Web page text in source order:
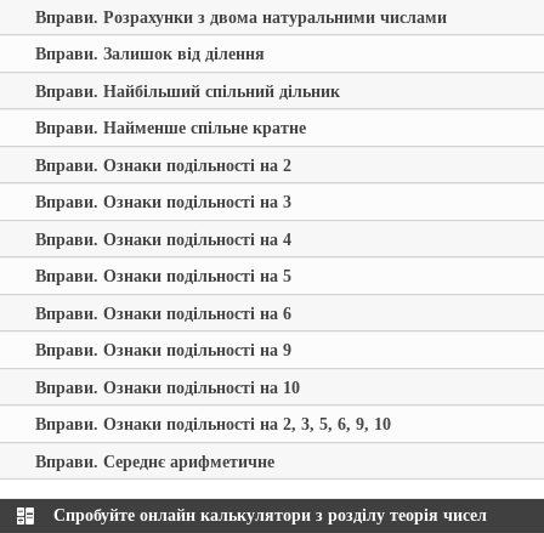
Вправи. Розрахунки з двома натуральними числами
Вправи. Залишок від ділення
Вправи. Найбільший спільний дільник
Вправи. Найменше спільне кратне
Вправи. Ознаки подільності на 2
Вправи. Ознаки подільності на 3
Вправи. Ознаки подільності на 4
Вправи. Ознаки подільності на 5
Вправи. Ознаки подільності на 6
Вправи. Ознаки подільності на 9
Вправи. Ознаки подільності на 10
Вправи. Ознаки подільності на 2, 3, 5, 6, 9, 10
Вправи. Середнє арифметичне
Спробуйте онлайн калькулятори з розділу теорія чисел